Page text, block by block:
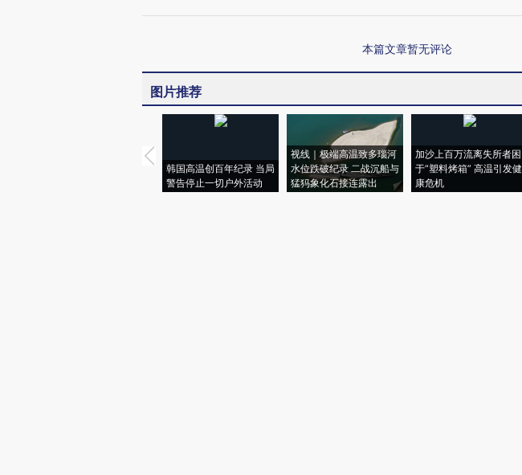
本篇文章暂无评论
图片推荐
韩国高温创百年纪录 当局
警告停止一切户外活动
视线｜极端高温致多瑙河
水位跌破纪录 二战沉船与
猛犸象化石接连露出
加沙上百万流离失所者困
于“塑料烤箱” 高温引发健
康危机